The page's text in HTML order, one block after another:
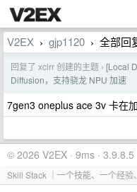
V2EX › gjp1120 › 全部回
回复了 xclrr 创建的主题 › [Local
Diffusion，支持骁龙 NPU 加速
7gen3 oneplus ace 3v 卡在
© 2026 V2EX · 9ms · 3.9.8.5
Skill Stack ｜一个技能、一个经